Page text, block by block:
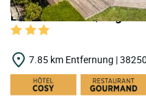
LOGIS HOTELS | Logis
7.85 km Entfernung |